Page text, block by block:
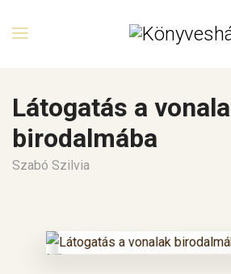
Látogatás a
birodalmába
Szabó Szilvia